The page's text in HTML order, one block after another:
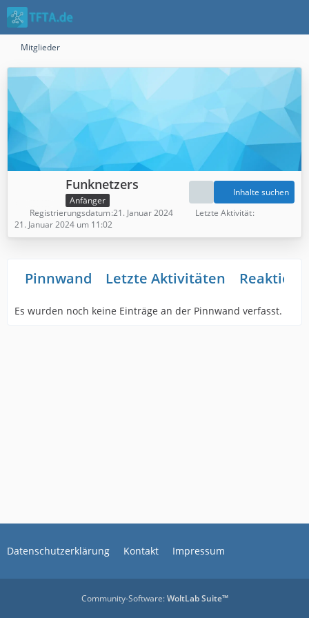
Mitglieder
Funknetzers
Anfänger
Inhalte suchen
Registrierungsdatum 21. Januar 2024
Letzte Aktivität
21. Januar 2024 um 11:02
Pinnwand Letzte Aktivitäten
Es wurden noch keine Einträge an der Pinnwand verfasst.
Datenschutzerklärung Kontakt Impressum
Community-Software:WoltLab Suite™